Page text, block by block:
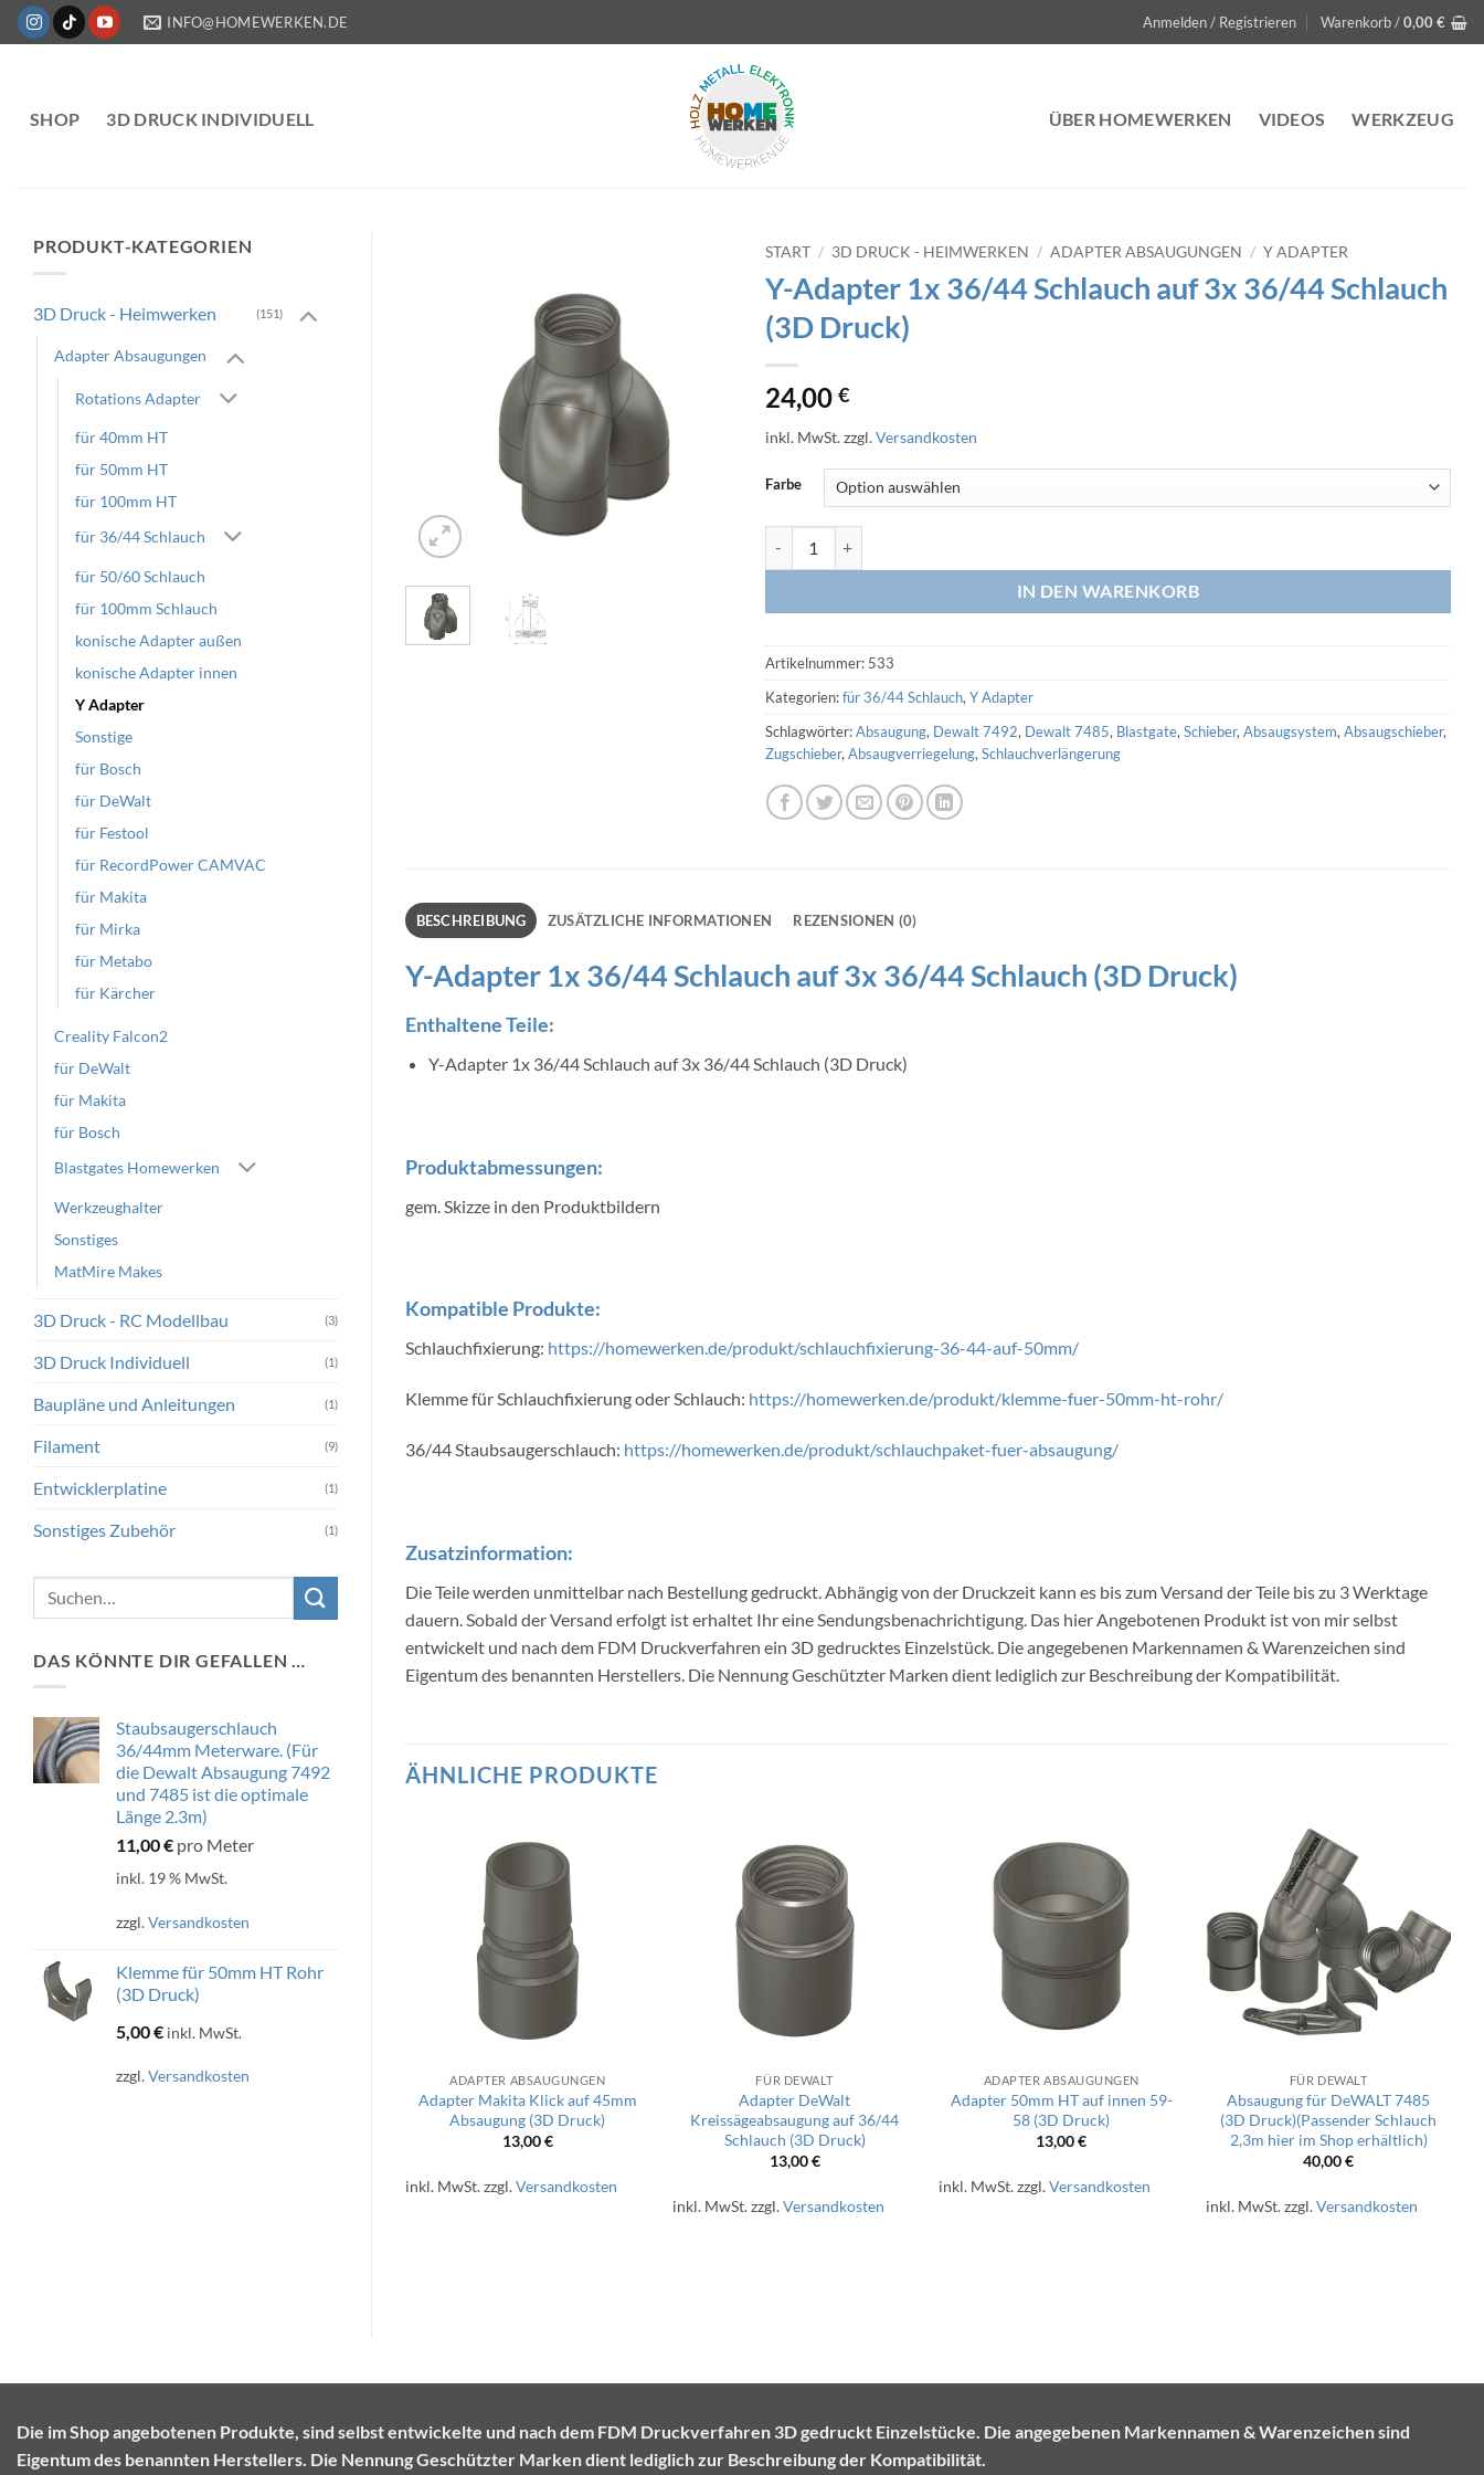
Zum
Inhalt
INFO@HOMEWERKEN.DE Anmelden / Registrieren Warenkorb /0,00€
SHOP 3D DRUCK INDIVIDUELL ÜBER HOMEWERKEN VIDEOS WERKZEUG
PRODUKT-KATEGORIEN
3D Druck - Heimwerken (151)
Adapter Absaugungen
Rotations Adapter
für 40mm HT
für 50mm HT
für 100mm HT
für 36/44 Schlauch
für 50/60 Schlauch
für 100mm Schlauch
konische Adapter außen
konische Adapter innen
Y Adapter
Sonstige
für Bosch
für DeWalt
für Festool
für RecordPower CAMVAC
für Makita
für Mirka
für Metabo
für Kärcher
Creality Falcon2
für DeWalt
für Makita
für Bosch
Blastgates Homewerken
Werkzeughalter
Sonstiges
MatMire Makes
3D Druck - RC Modellbau (3)
3D Druck Individuell (1)
Baupläne und Anleitungen (1)
Filament (9)
Entwicklerplatine (1)
Sonstiges Zubehör (1)
Suchen
nach:
DAS KÖNNTE DIR GEFALLEN …
Staubsaugerschlauch
36/44mm Meterware. (Für
die Dewalt Absaugung 7492
und 7485 ist die optimale
Länge 2.3m)
11,00€ pro Meter
inkl. 19 % MwSt.
zzgl.Versandkosten
Klemme für 50mm HT Rohr
(3D Druck)
5,00€ inkl. MwSt.
zzgl.Versandkosten
START / 3D DRUCK - HEIMWERKEN / ADAPTER ABSAUGUNGEN / Y ADAPTER
Y-Adapter 1x 36/44 Schlauch auf 3x 36/44 Schlauch
(3D Druck)
24,00 €
inkl. MwSt.zzgl.Versandkosten
Farbe
IN DEN WARENKORB
Artikelnummer: 533
Kategorien:für 36/44 Schlauch, Y Adapter
Schlagwörter:Absaugung, Dewalt 7492, Dewalt 7485, Blastgate, Schieber, Absaugsystem, Absaugschieber,
Zugschieber, Absaugverriegelung, Schlauchverlängerung
BESCHREIBUNG ZUSÄTZLICHE INFORMATIONEN REZENSIONEN (0)
Y-Adapter 1x 36/44 Schlauch auf 3x 36/44 Schlauch (3D Druck)
Enthaltene Teile:
Y-Adapter 1x 36/44 Schlauch auf 3x 36/44 Schlauch (3D Druck)
Produktabmessungen:
gem. Skizze in den Produktbildern
Kompatible Produkte:
Schlauchfixierung: https://homewerken.de/produkt/schlauchfixierung-36-44-auf-50mm/
Klemme für Schlauchfixierung oder Schlauch: https://homewerken.de/produkt/klemme-fuer-50mm-ht-rohr/
36/44 Staubsaugerschlauch: https://homewerken.de/produkt/schlauchpaket-fuer-absaugung/
Zusatzinformation:
Die Teile werden unmittelbar nach Bestellung gedruckt. Abhängig von der Druckzeit kann es bis zum Versand der Teile bis zu 3 Werktage
dauern. Sobald der Versand erfolgt ist erhaltet Ihr eine Sendungsbenachrichtigung. Das hier Angebotenen Produkt ist von mir selbst
entwickelt und nach dem FDM Druckverfahren ein 3D gedrucktes Einzelstück. Die angegebenen Markennamen & Warenzeichen sind
Eigentum des benannten Herstellers. Die Nennung Geschützter Marken dient lediglich zur Beschreibung der Kompatibilität.
ÄHNLICHE PRODUKTE
ADAPTER ABSAUGUNGEN
Adapter Makita Klick auf 45mm
Absaugung (3D Druck)
13,00€
inkl. MwSt.zzgl.Versandkosten
FÜR DEWALT
Adapter DeWalt
Kreissägeabsaugung auf 36/44
Schlauch (3D Druck)
13,00€
inkl. MwSt. zzgl.Versandkosten
ADAPTER ABSAUGUNGEN
Adapter 50mm HT auf innen 59-
58 (3D Druck)
13,00€
inkl. MwSt.zzgl.Versandkosten
FÜR DEWALT
Absaugung für DeWALT 7485
(3D Druck)(Passender Schlauch
2,3m hier im Shop erhältlich)
40,00€
inkl. MwSt.zzgl.Versandkosten
KONISCHE ADAPTER AUSSEN
Die im Shop angebotenen Produkte, sind selbst entwickelte und nach dem FDM Druckverfahren 3D gedruckt Einzelstücke. Die angegebenen Markennamen & Warenzeichen sind
Eigentum des benannten Herstellers. Die Nennung Geschützter Marken dient lediglich zur Beschreibung der Kompatibilität.